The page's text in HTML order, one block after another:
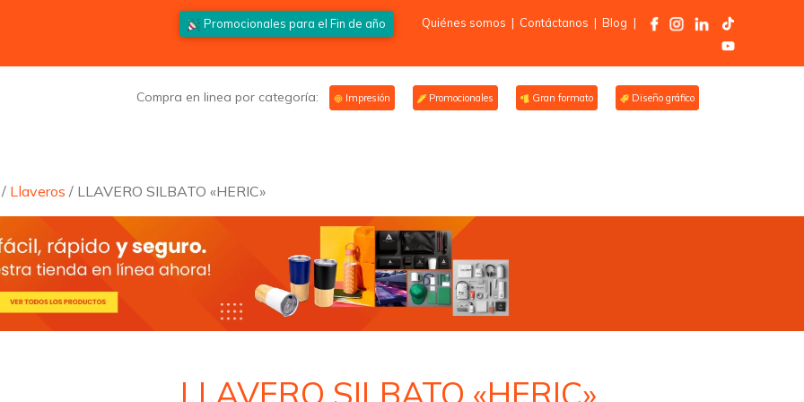
Promocionales para elFin de año Quiénes somos | Contáctanos | Blog |
Compra en linea por categoría: Impresión Promocionales Gran formato Diseño gráfico
/ Llaveros / LLAVERO SILBATO «HERIC»
LLAVERO SILBATO «HERIC»